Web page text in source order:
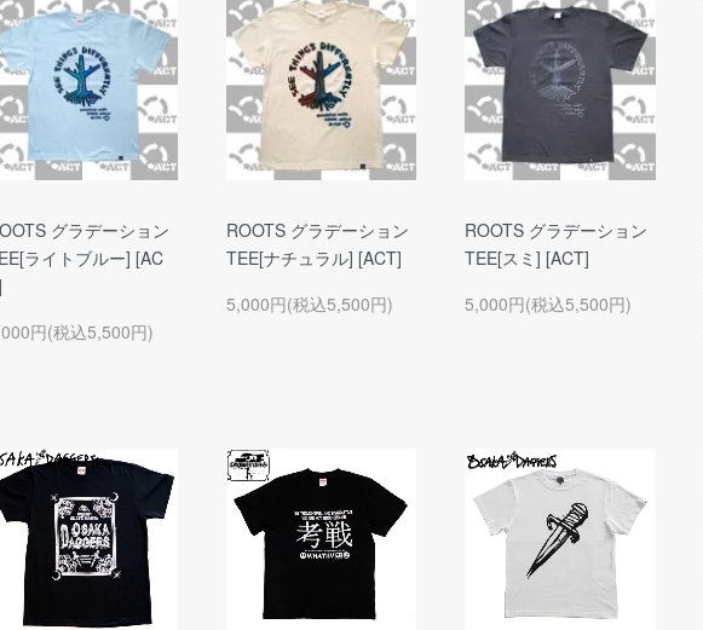
グラデーション
ライトブルー] [AC
円(税込5,500円)
ROOTS グラデーション
TEE[ナチュラル] [ACT]
5,000円(税込5,500円)
ROOTS グラデーション
TEE[スミ] [ACT]
5,000円(税込5,500円)